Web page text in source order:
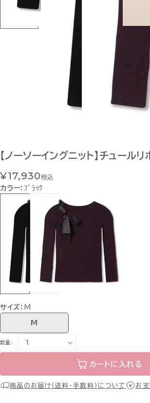
【ノーソーイングニット】チュール
¥17,930税込
カラー：ﾌﾞﾗｯｸ
サイズ： M
M
数量：
カートに入れる
商品のお届け（送料・手数料）について お